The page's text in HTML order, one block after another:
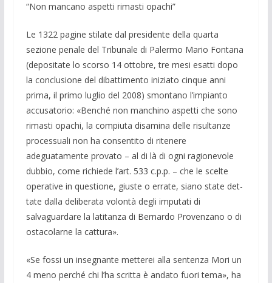
“Non mancano aspetti rimasti opachi”
Le 1322 pagine stilate dal presidente della quarta
sezione penale del Tribunale di Palermo Mario Fontana
(depositate lo scorso 14 ottobre, tre mesi esatti dopo
la conclusione del dibattimento iniziato cin­que anni
prima, il primo luglio del 2008) smontano l’impianto
accusatorio: «Ben­ché non manchino aspetti che sono
rima­sti opachi, la compiuta disamina delle risul­tanze
processuali non ha consentito di ri­tenere
adeguatamente provato – al di là di ogni ragionevole
dubbio, come richie­de l’art. 533 c.p.p. – che le scelte
operati­ve in questione, giuste o errate, siano sta­te det­
tate dalla deliberata volontà degli imputati di
salvaguardare la latitanza di Bernardo Provenzano o di
ostacolarne la cattura».
«Se fossi un insegnante metterei alla sentenza Mori un
4 meno perché chi l’ha scritta è andato fuori tema», ha